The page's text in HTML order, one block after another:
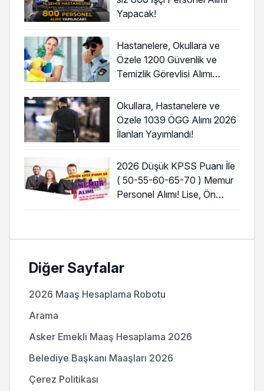
Yapacak!
Hastanelere, Okullara ve
Özele 1200 Güvenlik ve
Temizlik Görevlisi Alımı
Okullara, Hastanelere ve
Özele 1039 ÖGG Alımı 2026
İlanları Yayımlandı!
2026 Düşük KPSS Puanı İle
( 50-55-60-65-70 ) Memur
Personel Alımı! Lise, Ön
Diğer Sayfalar
2026 Maaş Hesaplama Robotu
Arama
Asker Emekli Maaş Hesaplama 2026
Belediye Başkanı Maaşları 2026
Çerez Politikası